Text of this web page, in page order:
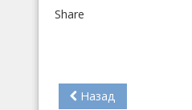
Share
Назад